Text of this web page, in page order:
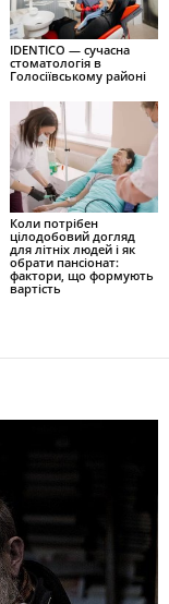
IDENTICO — сучасна
стоматологія в
Голосіївському районі
Коли потрібен
цілодобовий догляд
для літніх людей і як
обрати пансіонат:
фактори, що формують
вартість